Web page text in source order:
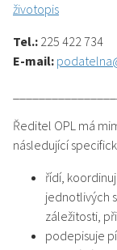
životopis
Tel.: 225 422 734
E-mail:
Ředitel OPL má
následující
řídí,
jednotlivých
záležitosti,
podepisuje